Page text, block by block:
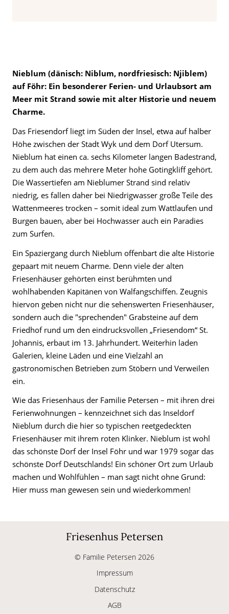
Nieblum (dänisch: Niblum, nordfriesisch: Njiblem)
auf Föhr: Ein besonderer Ferien- und Urlaubsort am
Meer mit Strand sowie mit alter Historie und neuem
Charme.
Das Friesendorf liegt im Süden der Insel, etwa auf halber
Höhe zwischen der Stadt Wyk und dem Dorf Utersum.
Nieblum hat einen ca. sechs Kilometer langen Badestrand,
zu dem auch das mehrere Meter hohe Gotingkliff gehört.
Die Wassertiefen am Nieblumer Strand sind relativ
niedrig, es fallen daher bei Niedrigwasser große Teile des
Wattenmeeres trocken – somit ideal zum Wattlaufen und
Burgen bauen, aber bei Hochwasser auch ein Paradies
zum Surfen.
Ein Spaziergang durch Nieblum offenbart die alte Historie
gepaart mit neuem Charme. Denn viele der alten
Friesenhäuser gehörten einst berühmten und
wohlhabenden Kapitänen von Walfangschiffen. Zeugnis
hiervon geben nicht nur die sehenswerten Friesenhäuser,
sondern auch die "sprechenden" Grabsteine auf dem
Friedhof rund um den eindrucksvollen „Friesendom“ St.
Johannis, erbaut im 13. Jahrhundert. Weiterhin laden
Galerien, kleine Läden und eine Vielzahl an
gastronomischen Betrieben zum Stöbern und Verweilen
ein.
Wie das Friesenhaus der Familie Petersen – mit ihren drei
Ferienwohnungen – kennzeichnet sich das Inseldorf
Nieblum durch die hier so typischen reetgedeckten
Friesenhäuser mit ihrem roten Klinker. Nieblum ist wohl
das schönste Dorf der Insel Föhr und war 1979 sogar das
schönste Dorf Deutschlands! Ein schöner Ort zum Urlaub
machen und Wohlfühlen – man sagt nicht ohne Grund:
Hier muss man gewesen sein und wiederkommen!
Friesenhus Petersen
© Familie Petersen 2026
Impressum
Datenschutz
AGB